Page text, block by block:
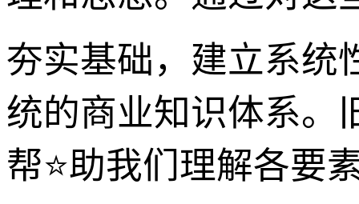
夯实基础，建立系统
统的商业知识体系。
帮⭐助我们理解各要